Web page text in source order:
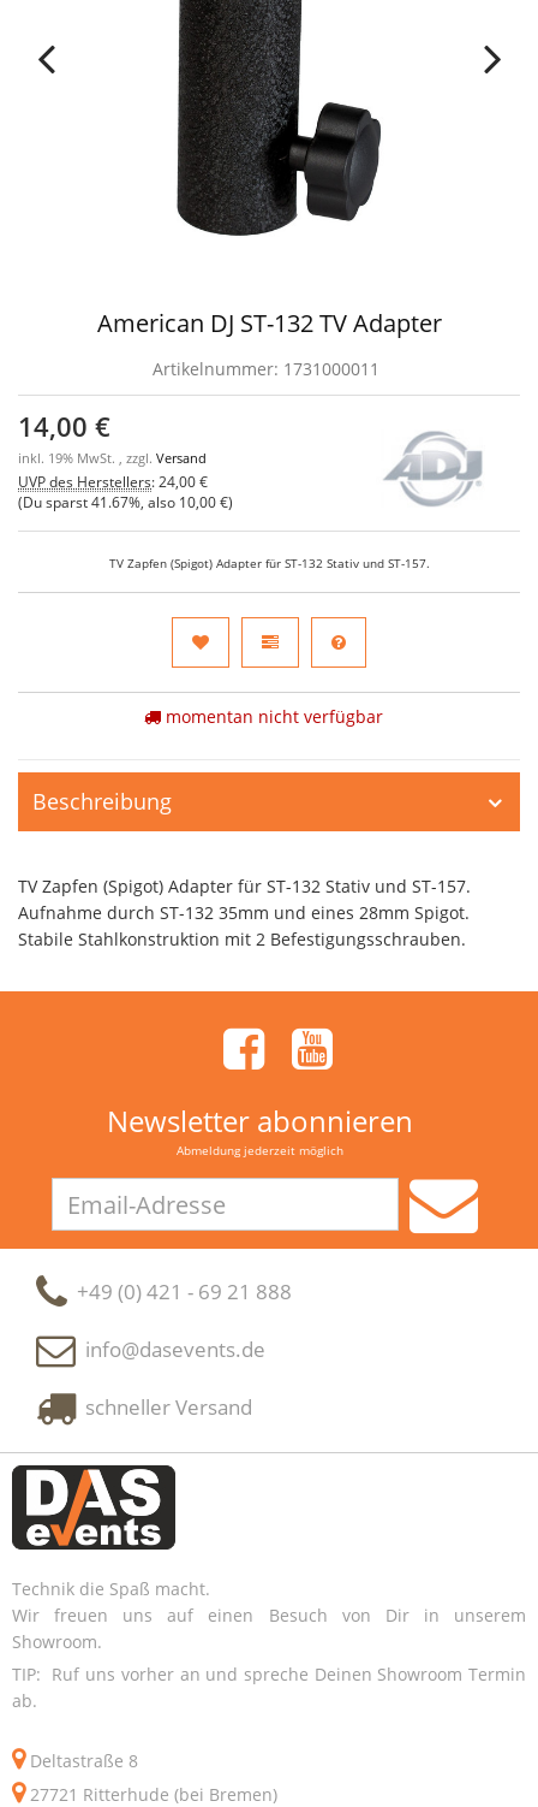
American DJ ST-132 TV Adapter
Artikelnummer: 1731000011
14,00 €
inkl. 19% MwSt. , zzgl. Versand
UVP des Herstellers: 24,00 €
(Du sparst41.67% , also 10,00 €)
TV Zapfen (Spigot) Adapter für ST-132 Stativ und ST-157.
momentan nicht verfügbar
Beschreibung
TV Zapfen (Spigot) Adapter für ST-132 Stativ und ST-157.
Aufnahme durch ST-132 35mm und eines 28mm Spigot.
Stabile Stahlkonstruktion mit 2 Befestigungsschrauben.
Newsletter abonnieren
Abmeldung jederzeit möglich
Adresse
+49 (0) 421 - 69 21 888
info@dasevents.de
schneller Versand
Technik die Spaß macht.
Wir freuen uns auf einen Besuch von Dir in unserem
Showroom.
TIP: Ruf uns vorher an und spreche Deinen Showroom Termin
ab.
Deltastraße 8
27721 Ritterhude (bei Bremen)